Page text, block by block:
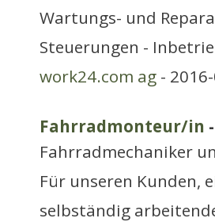
Wartungs- und
Steuerungen -
work24.com ag -
Fahrradmonteur/in
Fahrradmechaniker
Für unseren Kunden,
selbständig